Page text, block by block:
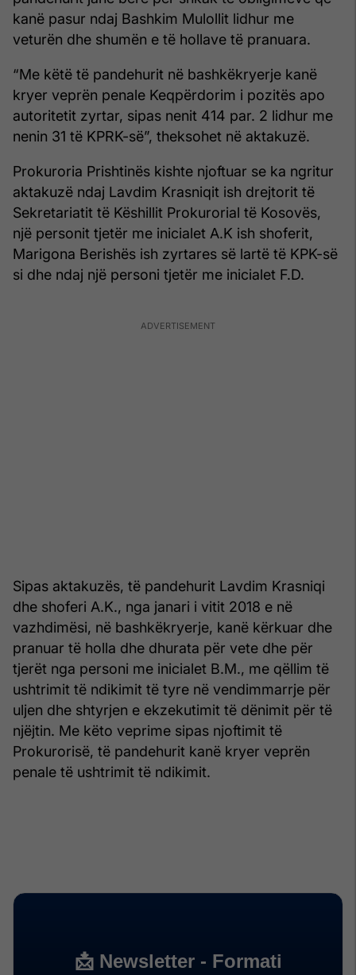
kanë pasur ndaj Bashkim Mulollit lidhur me
veturën dhe shumën e të hollave të pranuara.
“Me këtë të pandehurit në bashkëkryerje kanë
kryer veprën penale Keqpërdorim i pozitës apo
autoritetit zyrtar, sipas nenit 414 par. 2 lidhur me
nenin 31 të KPRK-së”, theksohet në aktakuzë.
Prokuroria Prishtinës kishte njoftuar se ka ngritur
aktakuzë ndaj Lavdim Krasniqit ish drejtorit të
Sekretariatit të Këshillit Prokurorial të Kosovës,
një personit tjetër me inicialet A.K ish shoferit,
Marigona Berishës ish zyrtares së lartë të KPK-së
si dhe ndaj një personi tjetër me inicialet F.D.
Sipas aktakuzës, të pandehurit Lavdim Krasniqi
dhe shoferi A.K., nga janari i vitit 2018 e në
vazhdimësi, në bashkëkryerje, kanë kërkuar dhe
pranuar të holla dhe dhurata për vete dhe për
tjerët nga personi me inicialet B.M., me qëllim të
ushtrimit të ndikimit të tyre në vendimmarrje për
uljen dhe shtyrjen e ekzekutimit të dënimit për të
njëjtin. Me këto veprime sipas njoftimit të
Prokurorisë, të pandehurit kanë kryer veprën
penale të ushtrimit të ndikimit.